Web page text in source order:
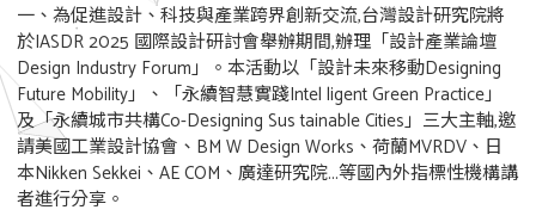
一、為促進設計、科技與產業跨界創新交流,台灣設計研究院將
於IASDR 2025 國際設計研討會舉辦期間,辦理「設計產業論壇
Design Industry Forum」。本活動以「設計未來移動Designing
Future Mobility」、「永續智慧實踐Intel ligent Green Practice」
及「永續城市共構Co-Designing Sus tainable Cities」三大主軸,邀
請美國工業設計協會、BM W Design Works、荷蘭MVRDV、日
本Nikken Sekkei、AE COM、廣達研究院...等國內外指標性機構講
者進行分享。